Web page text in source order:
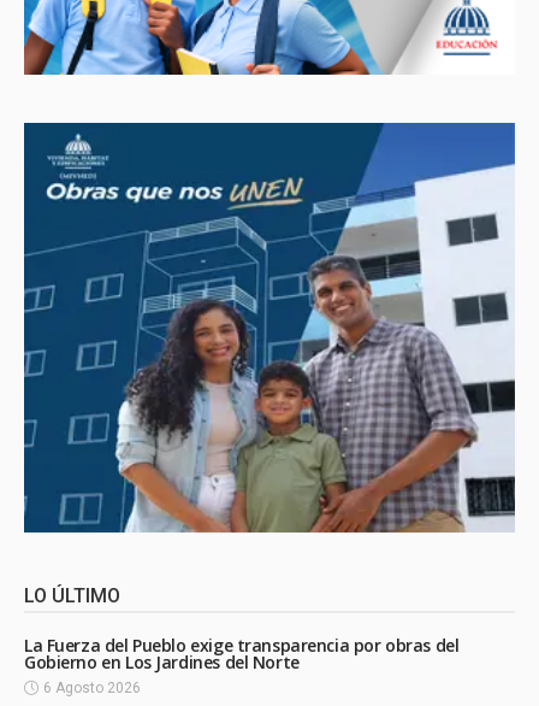
LO ÚLTIMO
La Fuerza del Pueblo exige transparencia por obras del
Gobierno en Los Jardines del Norte
6 Agosto 2026